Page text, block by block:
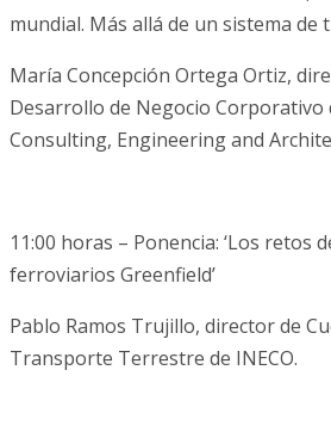
mundial. Más allá de un sistema de
María Concepción Ortega Ortiz,
Desarrollo de Negocio Corporativo
Consulting, Engineering and
11:00 horas – Ponencia: ‘Los retos
ferroviarios Greenfield’
Pablo Ramos Trujillo, director de
Transporte Terrestre de INECO.